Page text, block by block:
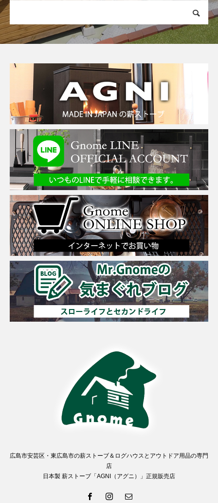
広島市安芸区・東広島市の薪ストーブ＆ログハウスとアウトドア用品の専門
店
日本製 薪ストーブ「AGNI（アグニ）」正規販売店